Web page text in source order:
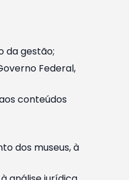
da gestão;
Federal,
conteúdos
dos museus, à